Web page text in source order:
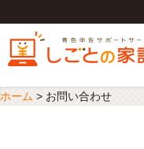
ホーム > お問い合わせ